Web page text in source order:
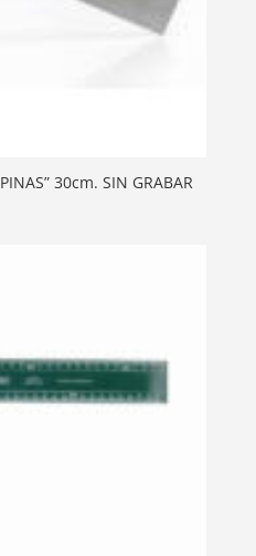
30cm. SIN GRABAR